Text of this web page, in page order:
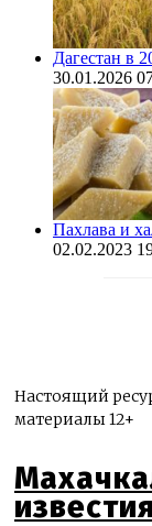
Дагестан в
30.01.2026
Пахлава и
02.02.2023
Настоящий
материалы 12+